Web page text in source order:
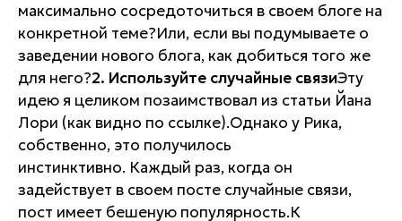
максимально сосредоточиться в своем блоге на
конкретной теме?Или, если вы подумываете о
заведении нового блога, как добиться того же
для него?2. Используйте случайные связиЭту
идею я целиком позаимствовал из статьи Йана
Лори (как видно по ссылке).Однако у Рика,
собственно, это получилось
инстинктивно. Каждый раз, когда он
задействует в своем посте случайные связи,
пост имеет бешеную популярность.К